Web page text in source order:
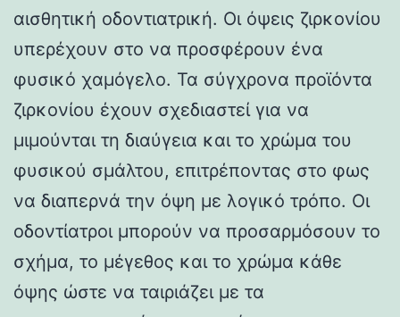
αισθητική οδοντιατρική. Οι όψεις ζιρκονίου
υπερέχουν στο να προσφέρουν ένα
φυσικό χαμόγελο. Τα σύγχρονα προϊόντα
ζιρκονίου έχουν σχεδιαστεί για να
μιμούνται τη διαύγεια και το χρώμα του
φυσικού σμάλτου, επιτρέποντας στο φως
να διαπερνά την όψη με λογικό τρόπο. Οι
οδοντίατροι μπορούν να προσαρμόσουν το
σχήμα, το μέγεθος και το χρώμα κάθε
όψης ώστε να ταιριάζει με τα